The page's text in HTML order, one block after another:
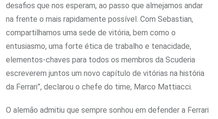
desafios que nos esperam, ao passo que almejamos andar
na frente o mais rapidamente possível. Com Sebastian,
compartilhamos uma sede de vitória, bem como o
entusiasmo, uma forte ética de trabalho e tenacidade,
elementos-chaves para todos os membros da Scuderia
escreverem juntos um novo capítulo de vitórias na história
da Ferrari”, declarou o chefe do time, Marco Mattiacci.
O alemão admitiu que sempre sonhou em defender a Ferrari